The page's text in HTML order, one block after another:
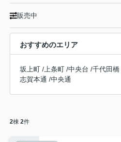
販売中
おすすめのエリア
坂上町 / 上条町 /中央台 /千代田橋
志賀本通 /中央通
2棟 2件